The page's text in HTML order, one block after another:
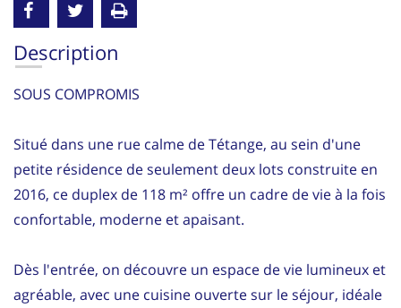
Description
SOUS COMPROMIS
Situé dans une rue calme de Tétange, au sein d'une
petite résidence de seulement deux lots construite en
2016, ce duplex de 118 m² offre un cadre de vie à la fois
confortable, moderne et apaisant.
Dès l'entrée, on découvre un espace de vie lumineux et
agréable, avec une cuisine ouverte sur le séjour, idéale